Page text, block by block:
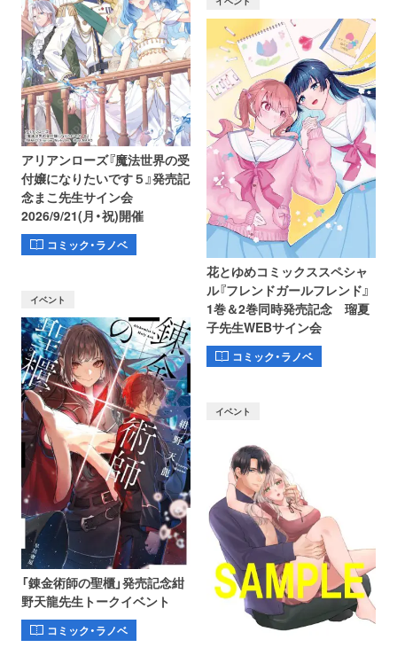
アリアンローズ『魔法世界の受
付嬢になりたいです５』発売記
念まこ先生サイン会
2026/9/21(月・祝)開催
コミック・ラノベ
花とゆめコミックススペシャ
ル『フレンドガールフレンド』
1巻＆2巻同時発売記念 瑠夏
子先生WEBサイン会
コミック・ラノベ
イベント
「錬金術師の聖櫃」発売記念紺
野天龍先生トークイベント
コミック・ラノベ
イベント